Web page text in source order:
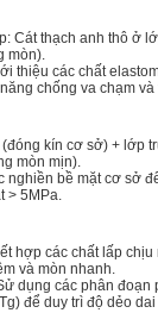
Cát thạch anh thô ở
mòn).
thiệu các chất
chống va chạm
kín cơ sở) + lớp
mòn mịn).
nghiền bề mặt cơ sở
> 5MPa.
hợp các chất lấp chịu
và mòn nhanh.
dụng các phân đoạn
để duy trì độ dẻo